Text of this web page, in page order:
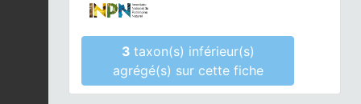
3 taxon(s) inférieur(s)
agrégé(s) sur cette fiche